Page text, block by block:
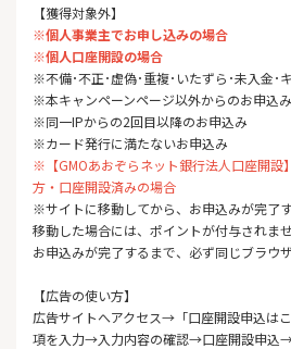
【獲得対象外】
※個人事業主でお申し込みの場合
※個人口座開設の場合
※不備･不正･虚偽･重複･いたずら･未入金･
※本キャンペーンページ以外からのお申込み
※同一IPからの2回目以降のお申込み
※カード発行に満たないお申込み
※【GMOあおぞらネット銀行法人口座開設
方・口座開設済みの場合
※サイトに移動してから、お申込みが完了
移動した場合には、ポイントが付与されませ
お申込みが完了するまで、必ず同じブラウ
【広告の使い方】
広告サイトへアクセス→「口座開設申込は
項を入力→入力内容の確認→口座開設申込